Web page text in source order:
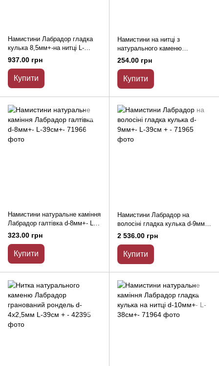
Намистини Лабрадор гладка
кулька 8,5мм+-на нитці L-
39см+-
937.00 грн
Купити
Намистини на нитці з
натурального каменю
Лабрадор галтівка d-9х13 (+ -)
мм L-38см
254.00 грн
Купити
Намистини натуральне каміння
Лабрадор галтівка d-8мм+- L-
39см+-
323.00 грн
Купити
Намистини Лабрадор на
волосіні гладка кулька d-9мм+-
L-39см + -
2 536.00 грн
Купити